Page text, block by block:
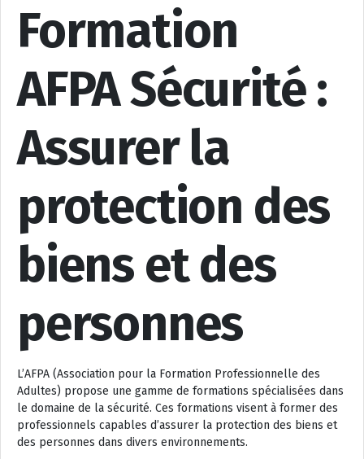
Formation
AFPA Sécurité :
Assurer la
protection des
biens et des
personnes
L’AFPA (Association pour la Formation Professionnelle des
Adultes) propose une gamme de formations spécialisées dans
le domaine de la sécurité. Ces formations visent à former des
professionnels capables d’assurer la protection des biens et
des personnes dans divers environnements.